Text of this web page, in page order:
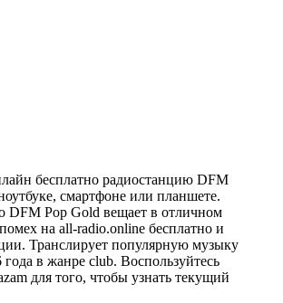
бесплатно радиостанцию DFM
смартфоне или планшете.
DFM Pop Gold вещает в отличном
помех на all-radio.online бесплатно и
Транслирует популярную музыку
в жанре club. Воспользуйтесь
для того, чтобы узнать текущий